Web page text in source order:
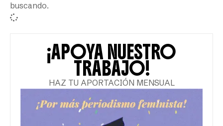
buscando.
¡APOYA NUESTRO
TRABAJO!
HAZ TU APORTACIÓN MENSUAL